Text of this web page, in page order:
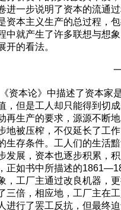
进一步说明了资本的流通
资本主义生产的总过程，
中就产生了许多联想与想
开的看法。
、关于失业
资本论》中描述了资本家
，但是工人却只能得到切
再生产的要求，源源不断
地被压榨，不仅延长了工
生存条件。工人们的生活
发展，资本也逐步积累，
正如书中所描述的
，工厂主通过改良机器，
三倍，相应地，工厂主在
进行了罢工反抗，但最终